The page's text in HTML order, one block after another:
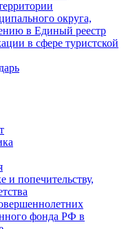
округа,
в Единый реестр
в сфере туристской
и попечительству,
фонда РФ в